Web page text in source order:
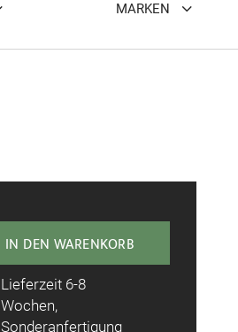
MARKEN
IN DEN WARENKORB
Lieferzeit 6-8
Wochen,
Sonderanfertigung